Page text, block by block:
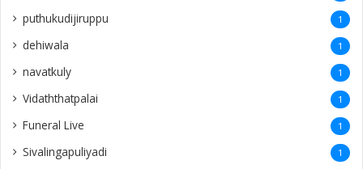
puthukudijiruppu 1
dehiwala 1
navatkuly 1
Vidaththatpalai 1
Funeral Live 1
Sivalingapuliyadi 1